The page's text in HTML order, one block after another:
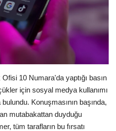
10 Numara'da yaptığı basın
için sosyal medya kullanımı
Konuşmasının başında,
mutabakattan duyduğu
tüm tarafların bu fırsatı